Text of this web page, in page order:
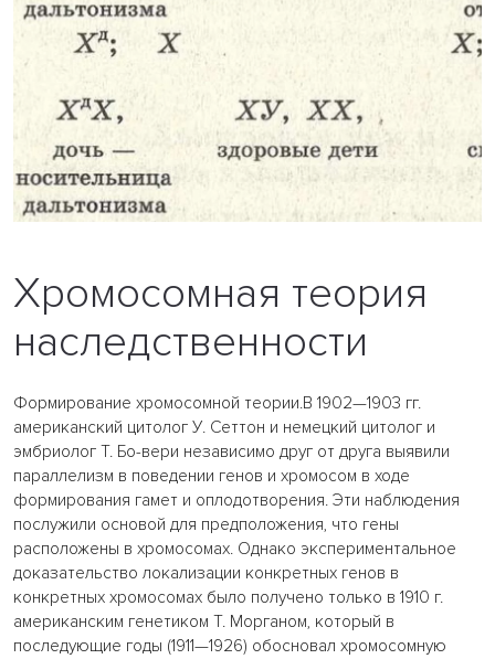
Хромосомная теория
наследственности
Формирование хромосомной теории.В 1902—1903 гг.
американский цитолог У. Сеттон и немецкий цитолог и
эмбриолог Т. Бо-вери независимо друг от друга выявили
параллелизм в поведении генов и хромосом в ходе
формирования гамет и оплодотворения. Эти наблюдения
послужили основой для предположения, что гены
расположены в хромосомах. Однако экспериментальное
доказательство локализации конкретных генов в
конкретных хромосомах было получено только в 1910 г.
американским генетиком Т. Морганом, который в
последующие годы (1911—1926) обосновал хромосомную